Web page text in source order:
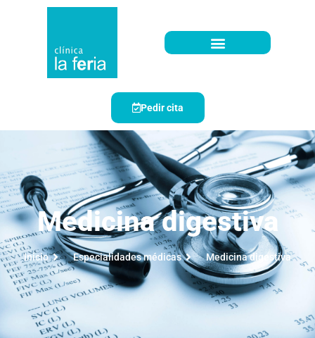
Pedir cita
Medicina digestiva
Inicio Especialidades médicas Medicina digestiva